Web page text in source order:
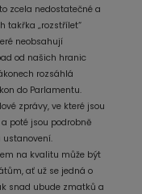
zcela nedostatečné a
takřka „rozstřílet“
neobsahují
od našich hranic
rozsáhlá
do Parlamentu.
zprávy, ve které jsou
poté jsou podrobně
na kvalitu může být
ať už se jedná o
snad ubude zmatků a